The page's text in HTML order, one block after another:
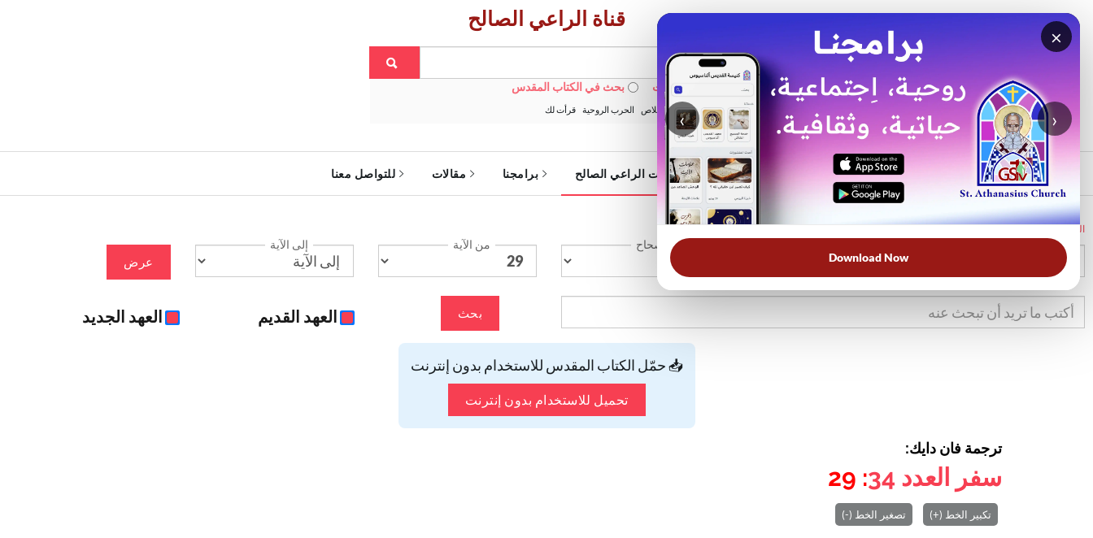
×
‹ ›
Download Now
قناة الراعي الصالح
بحث في الويبسايت بحث في الكتاب المقدس
الأكثر بحثًا: خبزنا اليومي الخلاص الحرب الروحية قرأت لك
الرئيسية خدمات الراعي الصالح برامجنا مقالات للتواصل معنا
الرئيسية
الإصحاح من الآية إلى الآية
عرض
بحث العهد القديم العهد الجديد
📥 حمّل الكتاب المقدس للاستخدام بدون إنترنت
تحميل للاستخدام بدون إنترنت
ترجمة فان دايك:
سفر العدد 34
: 29
تكبير الخط (+) تصغير الخط (-)